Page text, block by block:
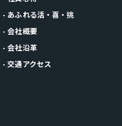
- あふれる活・喜・挑
- 会社概要
- 会社沿革
- 交通アクセス